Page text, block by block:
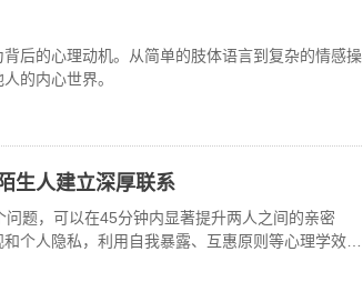
后的心理动机。从简单的肢体语言到复杂的情感操
的内心世界。
生人建立深厚联系
题，可以在45分钟内显著提升两人之间的亲密
个人隐私，利用自我暴露、互惠原则等心理学效